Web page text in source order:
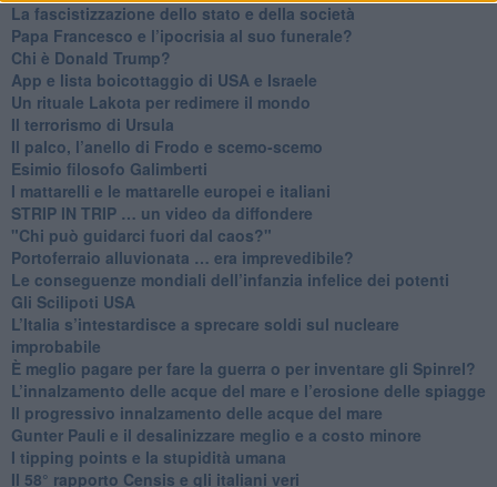
​La fascistizzazione dello stato e della società
Papa Francesco e l’ipocrisia al suo funerale?
​Chi è Donald Trump?
App e lista boicottaggio di USA e Israele
​Un rituale Lakota per redimere il mondo
Il terrorismo di Ursula
​Il palco, l’anello di Frodo e scemo-scemo
Esimio filosofo Galimberti
​I mattarelli e le mattarelle europei e italiani
​STRIP IN TRIP … un video da diffondere
"Chi può guidarci fuori dal caos?"
​Portoferraio alluvionata … era imprevedibile?
Le conseguenze mondiali dell’infanzia infelice dei potenti
​Gli Scilipoti USA
L’Italia s’intestardisce a sprecare soldi sul nucleare
improbabile
È meglio pagare per fare la guerra o per inventare gli Spinrel?
​L’innalzamento delle acque del mare e l’erosione delle spiagge
​Il progressivo innalzamento delle acque del mare
​Gunter Pauli e il desalinizzare meglio e a costo minore
I tipping points e la stupidità umana
​Il 58° rapporto Censis e gli italiani veri